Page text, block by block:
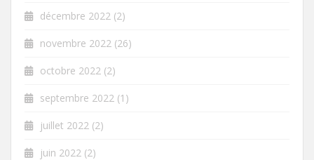
décembre 2022 (2)
novembre 2022 (26)
octobre 2022 (2)
septembre 2022 (1)
juillet 2022 (2)
juin 2022 (2)